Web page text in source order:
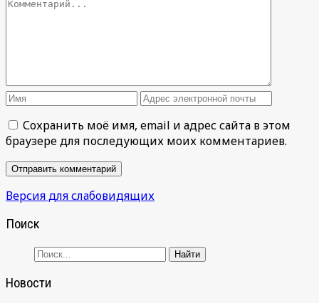
Сохранить моё имя, email и адрес сайта в этом
браузере для последующих моих комментариев.
Версия для слабовидящих
Поиск
Новости